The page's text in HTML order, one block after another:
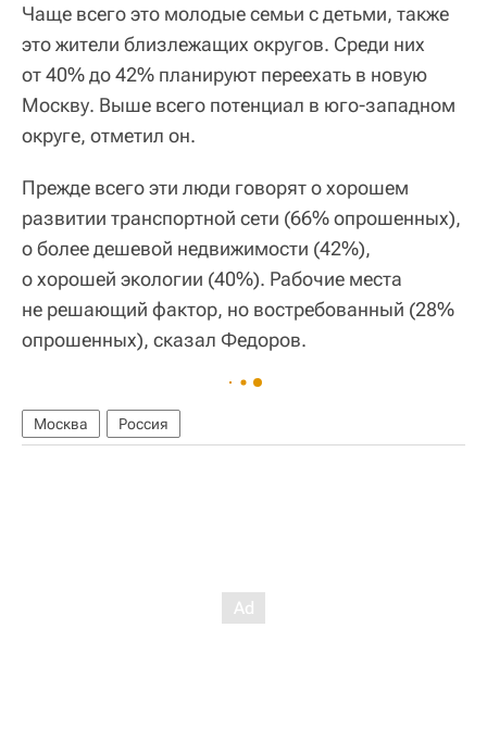
Чаще всего это молодые семьи с детьми, также
это жители близлежащих округов. Среди них
от 40% до 42% планируют переехать в новую
Москву. Выше всего потенциал в юго-западном
округе, отметил он.
Прежде всего эти люди говорят о хорошем
развитии транспортной сети (66% опрошенных),
о более дешевой недвижимости (42%),
о хорошей экологии (40%). Рабочие места
не решающий фактор, но востребованный (28%
опрошенных), сказал Федоров.
Москва Россия